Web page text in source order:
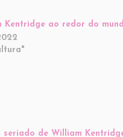
Kentridge ao redor do
seriado de William